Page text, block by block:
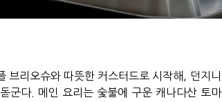
브리오슈와 따뜻한 커스터드로 시작해
던지니
군다. 메인 요리는 숯불에 구운 캐나다산 토마